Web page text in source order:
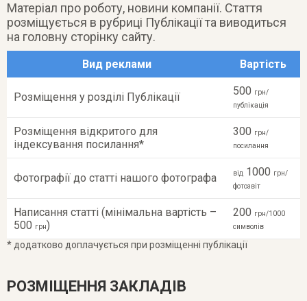
Матеріал про роботу, новини компанії. Стаття
розміщується в рубриці Публікації та виводиться
на головну сторінку сайту.
Вид реклами Вартість
Розміщення у розділі Публікації 500 грн/
публікація
Розміщення відкритого для
індексування посилання*
300 грн/
посилання
Фотографії до статті нашого фотографа від 1000 грн/
фотозвіт
Написання статті (мінімальна вартість –
500 грн)
200 грн/1000
символів
* додатково доплачується при розміщенні публікації
РОЗМІЩЕННЯ ЗАКЛАДІВ